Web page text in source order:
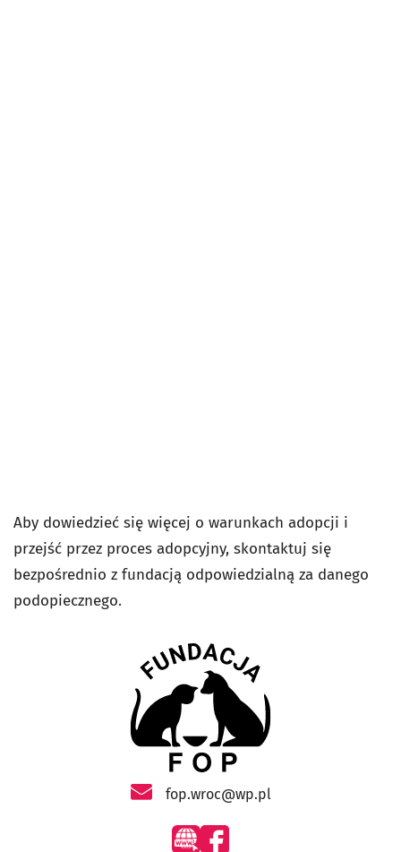
Aby dowiedzieć się więcej o warunkach adopcji i
przejść przez proces adopcyjny, skontaktuj się
bezpośrednio z fundacją odpowiedzialną za danego
podopiecznego.
- otworzy się w nowej karciefop.wroc@wp.pl